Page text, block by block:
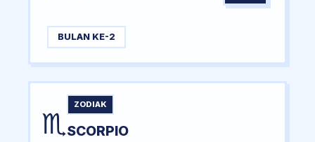
BULAN KE-2
♏
ZODIAK
SCORPIO